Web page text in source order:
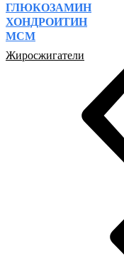
ГЛЮКОЗАМИН
ХОНДРОИТИН
МСМ
Жиросжигатели